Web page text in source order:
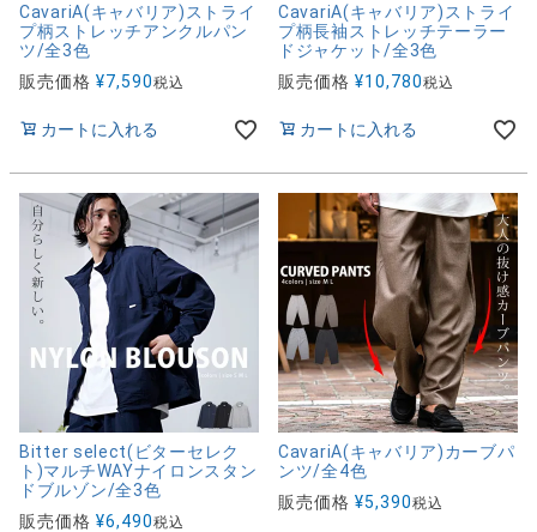
CavariA(キャバリア)ストライ
プ柄ストレッチアンクルパン
ツ/全3色
販売価格 ¥7,590税込
カートに入れる
CavariA(キャバリア)ストライ
プ柄長袖ストレッチテーラー
ドジャケット/全3色
販売価格 ¥10,780税込
カートに入れる
Bitter select(ビターセレク
ト)マルチWAYナイロンスタン
ドブルゾン/全3色
販売価格 ¥6,490税込
CavariA(キャバリア)カーブパ
ンツ/全4色
販売価格 ¥5,390税込